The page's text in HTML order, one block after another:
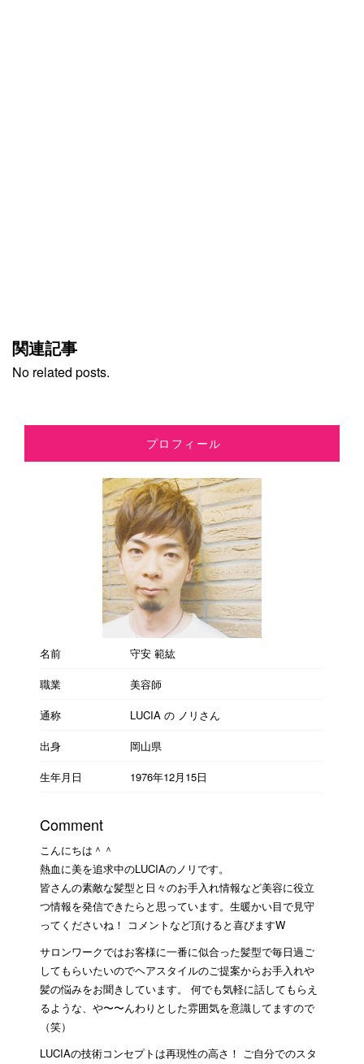
関連記事
No related posts.
プロフィール
名前
守安 範紘
職業
美容師
通称
LUCIA の ノリさん
出身
岡山県
生年月日
1976年12月15日
Comment
こんにちは＾＾
熱血に美を追求中のLUCIAのノリです。
皆さんの素敵な髪型と日々のお手入れ情報など美容に役立
つ情報を発信できたらと思っています。生暖かい目で見守
ってくださいね！ コメントなど頂けると喜びますW
サロンワークではお客様に一番に似合った髪型で毎日過ご
してもらいたいのでヘアスタイルのご提案からお手入れや
髪の悩みをお聞きしています。 何でも気軽に話してもらえ
るような、や〜〜んわりとした雰囲気を意識してますので
（笑）
LUCIAの技術コンセプトは再現性の高さ！ ご自分でのスタ